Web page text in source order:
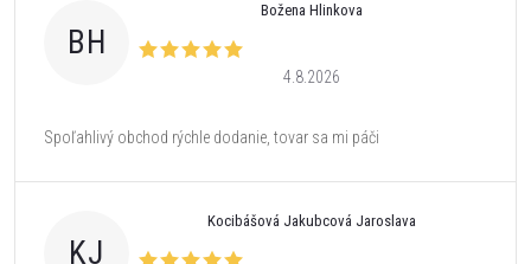
BH
Božena Hlinkova
4.8.2026
Spoľahlivý obchod rýchle dodanie, tovar sa mi páči
KJ
Kocibášová Jakubcová Jaroslava